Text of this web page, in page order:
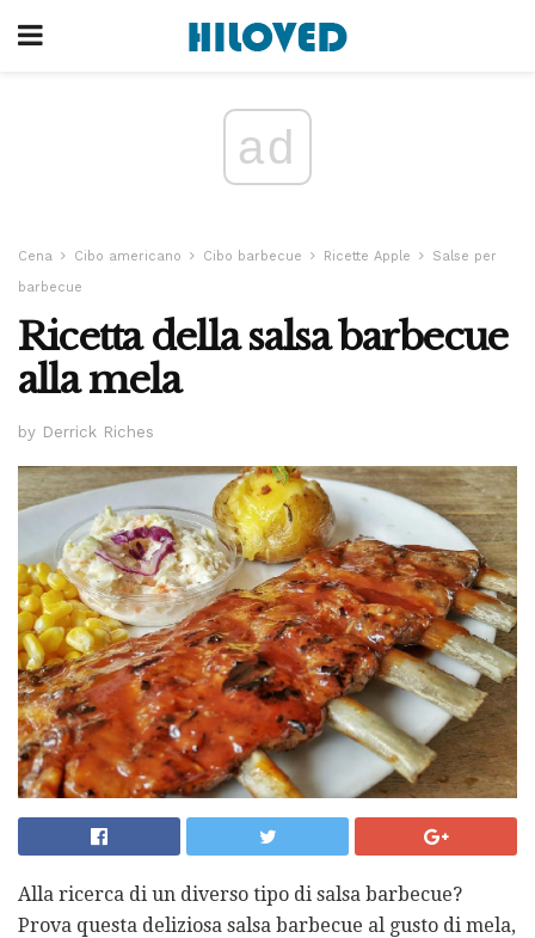
ad
Cena Cibo americano Cibo barbecue Ricette Apple
Salse per
barbecue
Ricetta della salsa barbecue
alla mela
by Derrick Riches
Alla ricerca di un diverso tipo di salsa barbecue?
Prova questa deliziosa salsa barbecue al gusto di mela,